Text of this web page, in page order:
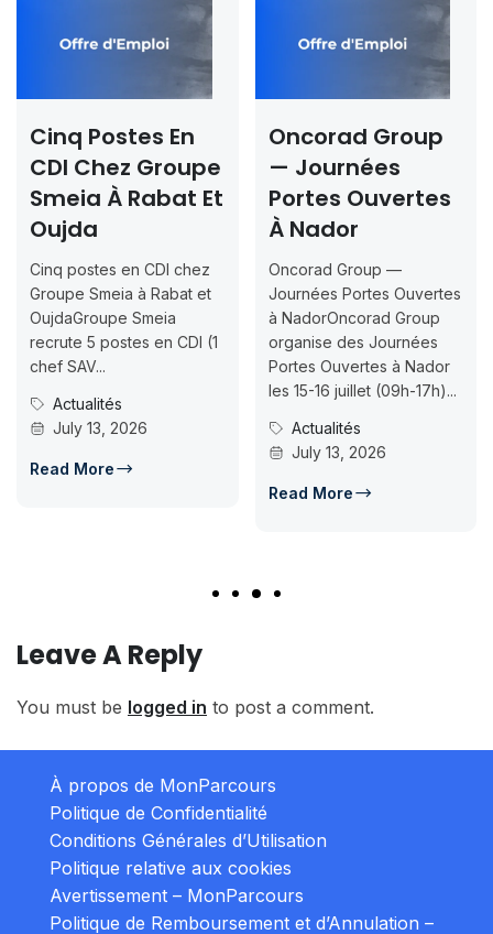
Cinq Postes En
CDI Chez Groupe
Smeia À Rabat Et
Oujda
Cinq postes en CDI chez
Groupe Smeia à Rabat et
OujdaGroupe Smeia
recrute 5 postes en CDI (1
chef SAV...
Actualités
July 13, 2026
Read More
Oncorad Group
— Journées
Portes Ouvertes
À Nador
Oncorad Group —
Journées Portes Ouvertes
à NadorOncorad Group
organise des Journées
Portes Ouvertes à Nador
les 15-16 juillet (09h-17h)...
Actualités
July 13, 2026
Read More
Leave A Reply
You must be logged in to post a comment.
À propos de MonParcours
Politique de Confidentialité
Conditions Générales d’Utilisation
Politique relative aux cookies
Avertissement – MonParcours
Politique de Remboursement et d’Annulation –